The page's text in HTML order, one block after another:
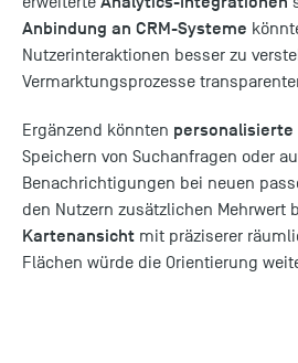
Anbindung an CRM-Systeme
Nutzerinteraktionen besser zu
Vermarktungsprozesse
Ergänzend könnten personalisierte
Speichern von Suchanfragen oder
Benachrichtigungen bei neuen
den Nutzern zusätzlichen Mehrwert
Kartenansicht mit präziserer
Flächen würde die Orientierung